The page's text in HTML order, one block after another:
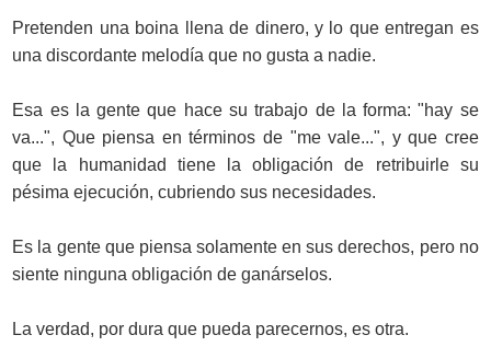
Pretenden una boina llena de dinero, y lo que entregan es
una discordante melodía que no gusta a nadie.
Esa es la gente que hace su trabajo de la forma: "hay se
va...", Que piensa en términos de "me vale...", y que cree
que la humanidad tiene la obligación de retribuirle su
pésima ejecución, cubriendo sus necesidades.
Es la gente que piensa solamente en sus derechos, pero no
siente ninguna obligación de ganárselos.
La verdad, por dura que pueda parecernos, es otra.